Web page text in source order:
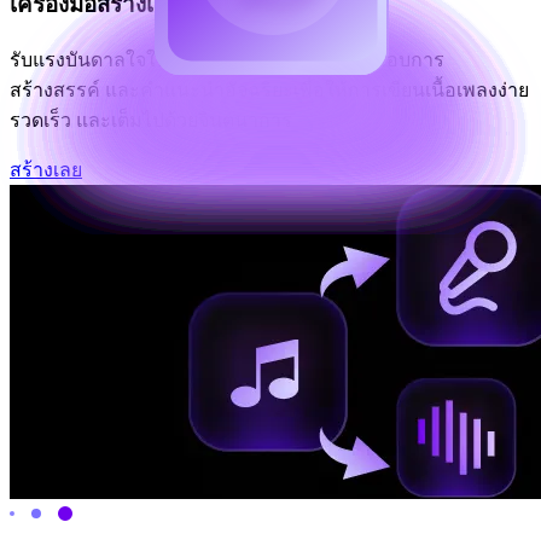
รับแรงบันดาลใจในการเขียนเนื้อเพลงทันที กรอบการ
สร้างสรรค์ และคำแนะนำอัจฉริยะเพื่อให้การเขียนเนื้อเพลงง่าย
รวดเร็ว และเต็มไปด้วยจินตนาการ
สร้างเลย